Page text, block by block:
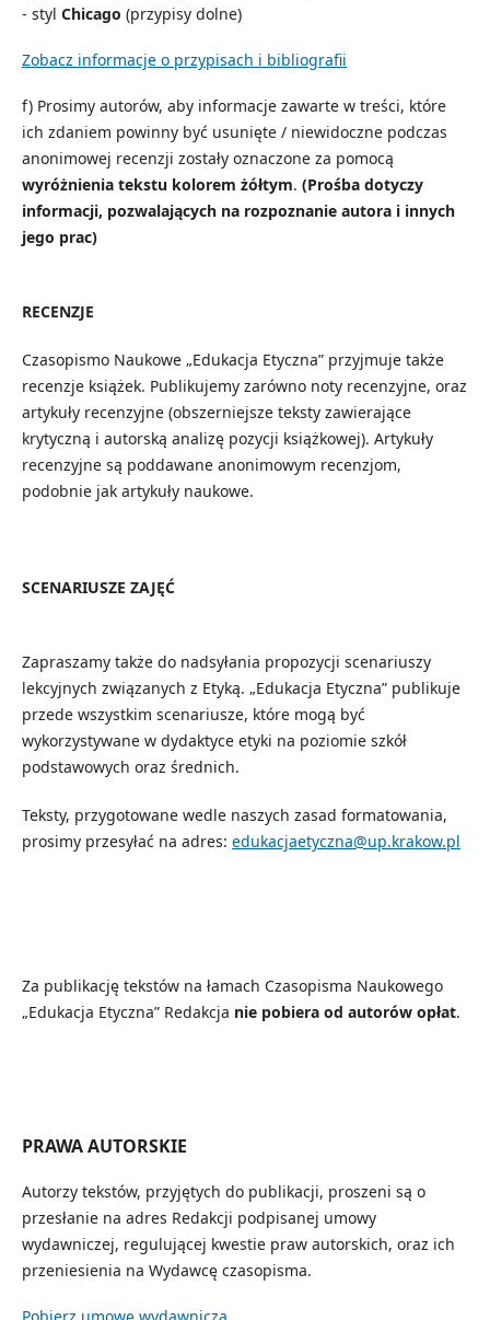
- styl Chicago (przypisy dolne)
Zobacz informacje o przypisach i bibliografii
f) Prosimy autorów, aby informacje zawarte w treści, które
ich zdaniem powinny być usunięte / niewidoczne podczas
anonimowej recenzji zostały oznaczone za pomocą
wyróżnienia tekstu kolorem żółtym. (Prośba dotyczy
informacji, pozwalających na rozpoznanie autora i innych
jego prac)
RECENZJE
Czasopismo Naukowe „Edukacja Etyczna” przyjmuje także
recenzje książek. Publikujemy zarówno noty recenzyjne, oraz
artykuły recenzyjne (obszerniejsze teksty zawierające
krytyczną i autorską analizę pozycji książkowej). Artykuły
recenzyjne są poddawane anonimowym recenzjom,
podobnie jak artykuły naukowe.
SCENARIUSZE ZAJĘĆ
Zapraszamy także do nadsyłania propozycji scenariuszy
lekcyjnych związanych z Etyką. „Edukacja Etyczna” publikuje
przede wszystkim scenariusze, które mogą być
wykorzystywane w dydaktyce etyki na poziomie szkół
podstawowych oraz średnich.
Teksty, przygotowane wedle naszych zasad formatowania,
prosimy przesyłać na adres: edukacjaetyczna@up.krakow.pl
Za publikację tekstów na łamach Czasopisma Naukowego
„Edukacja Etyczna” Redakcja nie pobiera od autorów opłat.
PRAWA AUTORSKIE
Autorzy tekstów, przyjętych do publikacji, proszeni są o
przesłanie na adres Redakcji podpisanej umowy
wydawniczej, regulującej kwestie praw autorskich, oraz ich
przeniesienia na Wydawcę czasopisma.